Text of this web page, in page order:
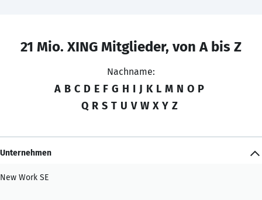
21 Mio. XING Mitglieder, von A bis Z
Nachname:
A B C D E F G H I J K L M N O P
Q R S T U V W X Y Z
Unternehmen
New Work SE